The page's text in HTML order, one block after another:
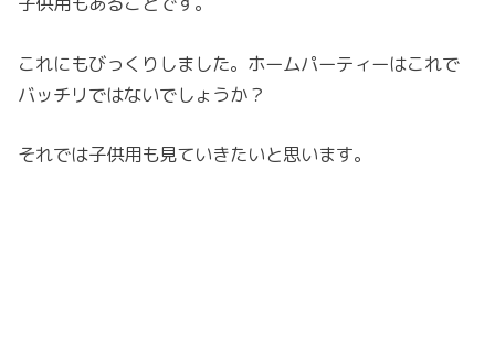
これにもびっくりしました。ホームパーティーはこれで
バッチリではないでしょうか？
それでは子供用も見ていきたいと思います。